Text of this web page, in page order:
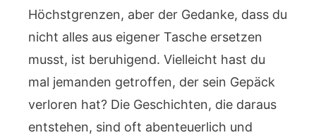
Höchstgrenzen, aber der Gedanke, dass du
nicht alles aus eigener Tasche ersetzen
musst, ist beruhigend. Vielleicht hast du
mal jemanden getroffen, der sein Gepäck
verloren hat? Die Geschichten, die daraus
entstehen, sind oft abenteuerlich und